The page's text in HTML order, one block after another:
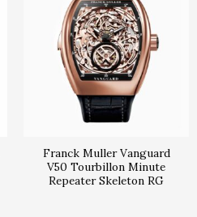
Franck Muller Vanguard
V50 Tourbillon Minute
Repeater Skeleton RG